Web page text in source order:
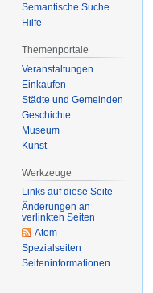
Semantische Suche
Hilfe
Themenportale
Veranstaltungen
Einkaufen
Städte und Gemeinden
Geschichte
Museum
Kunst
Werkzeuge
Links auf diese Seite
Änderungen an
verlinkten Seiten
Atom
Spezialseiten
Seiten­­informationen